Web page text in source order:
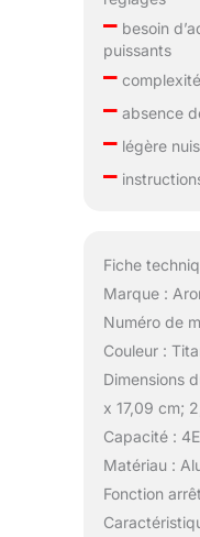
–besoin
puissants
–
–absence
–légère
–
Fiche
Marque :
Numéro de
Couleur :
Dimensions
x 17,09 cm;
Capacité :
Matériau :
Fonction